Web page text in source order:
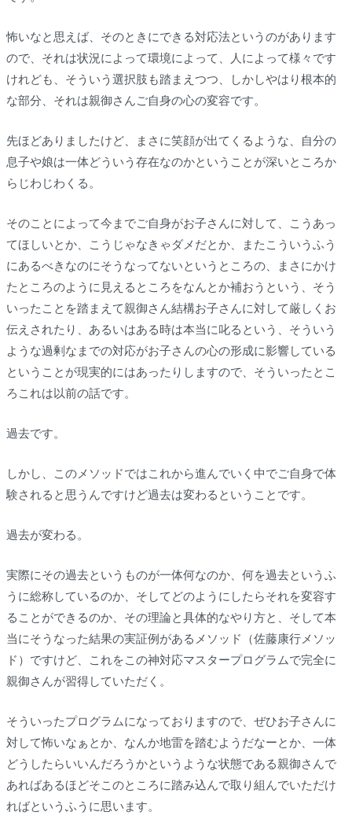
怖いなと思えば、そのときにできる対応法というのがあります
ので、それは状況によって環境によって、人によって様々です
けれども、そういう選択肢も踏まえつつ、しかしやはり根本的
な部分、それは親御さんご自身の心の変容です。
先ほどありましたけど、まさに笑顔が出てくるような、自分の
息子や娘は一体どういう存在なのかということが深いところか
らじわじわくる。
そのことによって今までご自身がお子さんに対して、こうあっ
てほしいとか、こうじゃなきゃダメだとか、またこういうふう
にあるべきなのにそうなってないというところの、まさにかけ
たところのように見えるところをなんとか補おうという、そう
いったことを踏まえて親御さん結構お子さんに対して厳しくお
伝えされたり、あるいはある時は本当に叱るという、そういう
ような過剰なまでの対応がお子さんの心の形成に影響している
ということが現実的にはあったりしますので、そういったとこ
ろこれは以前の話です。
過去です。
しかし、このメソッドではこれから進んでいく中でご自身で体
験されると思うんですけど過去は変わるということです。
過去が変わる。
実際にその過去というものが一体何なのか、何を過去というふ
うに総称しているのか、そしてどのようにしたらそれを変容す
ることができるのか、その理論と具体的なやり方と、そして本
当にそうなった結果の実証例があるメソッド（佐藤康行メソッ
ド）ですけど、これをこの神対応マスタープログラムで完全に
親御さんが習得していただく。
そういったプログラムになっておりますので、ぜひお子さんに
対して怖いなぁとか、なんか地雷を踏むようだなーとか、一体
どうしたらいいんだろうかというような状態である親御さんで
あればあるほどそこのところに踏み込んで取り組んでいただけ
ればというふうに思います。